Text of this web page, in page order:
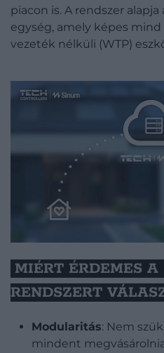
piacon is. A rendszer alapja
egység, amely képes mind
vezeték nélküli (WTP)
MIÉRT ÉRDEMES A
RENDSZERT
Modularitás: Nem
mindent